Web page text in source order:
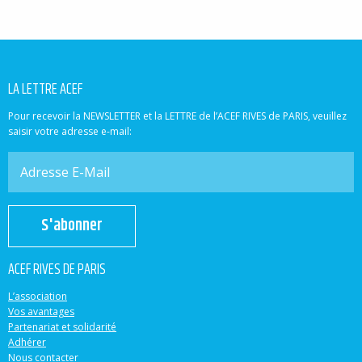
LA LETTRE ACEF
Pour recevoir la NEWSLETTER et la LETTRE de l’ACEF RIVES de PARIS, veuillez
saisir votre adresse e-mail:
S'abonner
ACEF RIVES DE PARIS
L’association
Vos avantages
Partenariat et solidarité
Adhérer
Nous contacter